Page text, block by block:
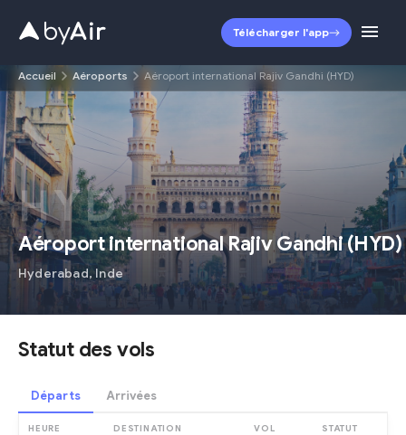
Télécharger l'app
Accueil Aéroports Aéroport international Rajiv Gandhi (HYD)
HYD
Aéroport international Rajiv Gandhi(HYD)
Hyderabad,Inde
Statut des vols
Départs Arrivées
HEURE DESTINATION VOL STATUT